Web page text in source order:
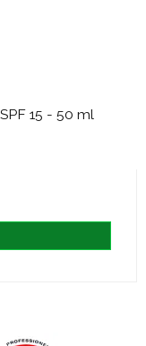
15 - 50 ml